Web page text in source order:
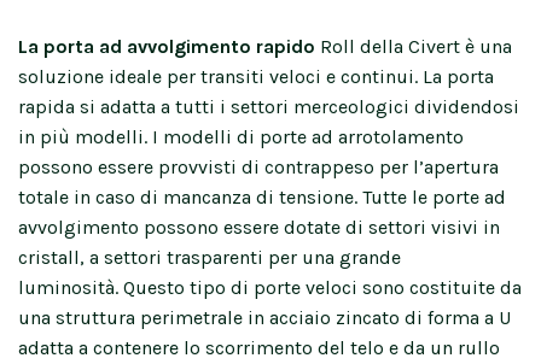
La porta ad avvolgimento rapido Roll della Civert è una
soluzione ideale per transiti veloci e continui. La porta
rapida si adatta a tutti i settori merceologici dividendosi
in più modelli. I modelli di porte ad arrotolamento
possono essere provvisti di contrappeso per l’apertura
totale in caso di mancanza di tensione. Tutte le porte ad
avvolgimento possono essere dotate di settori visivi in
cristall, a settori trasparenti per una grande
luminosità. Questo tipo di porte veloci sono costituite da
una struttura perimetrale in acciaio zincato di forma a U
adatta a contenere lo scorrimento del telo e da un rullo